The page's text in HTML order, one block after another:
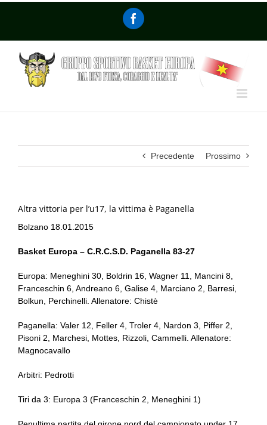
Precedente Prossimo
Altra vittoria per l’u17, la vittima è Paganella
Bolzano 18.01.2015
Basket Europa – C.R.C.S.D. Paganella 83-27
Europa: Meneghini 30, Boldrin 16, Wagner 11, Mancini 8,
Franceschin 6, Andreano 6, Galise 4, Marciano 2, Barresi,
Bolkun, Perchinelli. Allenatore: Chistè
Paganella: Valer 12, Feller 4, Troler 4, Nardon 3, Piffer 2,
Pisoni 2, Marchesi, Mottes, Rizzoli, Cammelli. Allenatore:
Magnocavallo
Arbitri: Pedrotti
Tiri da 3: Europa 3 (Franceschin 2, Meneghini 1)